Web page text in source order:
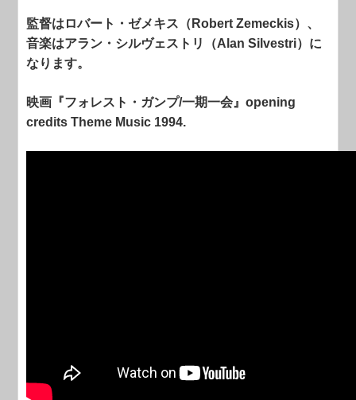
監督はロバート・ゼメキス（Robert Zemeckis）、
音楽はアラン・シルヴェストリ（Alan Silvestri）に
なります。
映画『フォレスト・ガンプ/一期一会』opening
credits Theme Music 1994.